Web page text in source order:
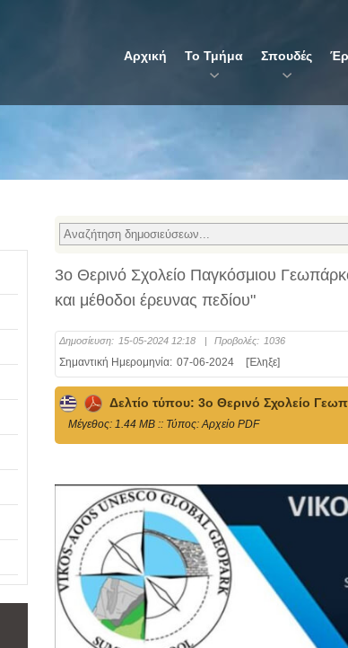
Αρχική Το Τμήμα Σπουδές
3ο Θερινό Σχολείο Παγκόσμιου
και μέθοδοι έρευνας πεδίου"
Δημοσίευση: 15-05-2024 12:18 | Προβολές: 1036
Σημαντική Ημερομηνία: 07-06-2024 [Έληξε]
Δελτίο τύπου: 3ο Θερινό Σχολείο
Mέγεθος: 1.44 MB :: Τύπος: Αρχείο PDF